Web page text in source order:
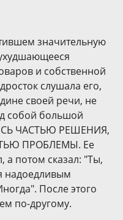
значительную
и собственной
слушала его,
своей речи, не
собой большой
ЧАСТЬЮ РЕШЕНИЯ,
ПРОБЛЕМЫ. Ее
а потом сказал: "Ты,
надоедливым
После этого
по-другому.